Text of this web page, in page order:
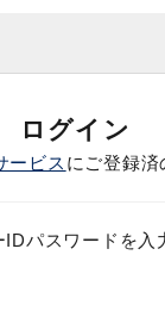
ログイン
ービス にご登録済
パスワードを入